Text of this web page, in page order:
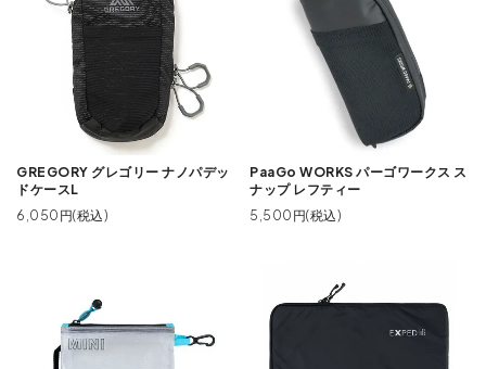
GREGORY グレゴリー ナノパデッ
ドケースL
6,050円(税込)
PaaGo WORKS パーゴワークス ス
ナップ レフティー
5,500円(税込)